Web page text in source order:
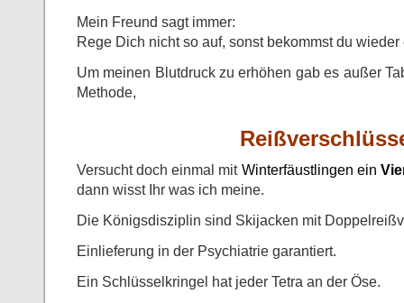
Mein Freund sagt immer:
Rege Dich nicht so auf, sonst bekommst du
Um meinen Blutdruck zu erhöhen gab es außer
Methode,
Versucht doch einmal mit Winterfäustlingen ein
dann wisst Ihr was ich meine.
Die Königsdisziplin sind Skijacken mit
Einlieferung in der Psychiatrie garantiert.
Ein Schlüsselkringel hat jeder Tetra an der Öse.